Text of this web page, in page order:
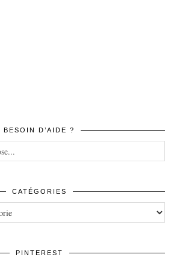
BESOIN D’AIDE ?
CATÉGORIES
PINTEREST